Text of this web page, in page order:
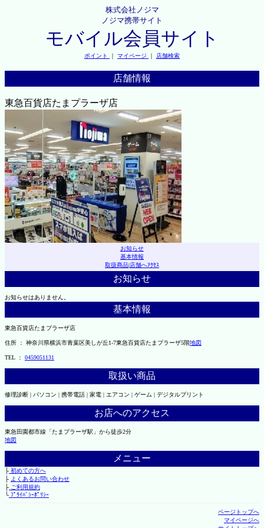
株式会社ノジマ
ノジマ携帯サイト
モバイル会員サイト
ポイント ｜ マイページ ｜ 店舗検索
店舗情報
東急百貨店たまプラーザ店
お知らせ
基本情報
取扱商品|店舗へｱｸｾｽ
お知らせ
お知らせはありません。
基本情報
東急百貨店たまプラーザ店
住所 ： 神奈川県横浜市青葉区美しが丘1-7東急百貨店たまプラーザ5階地図
TEL ： 0459051131
取扱い商品
修理診断 | パソコン | 携帯電話 | 家電 | エアコン | ゲーム | デジタルプリント
お店へのアクセス
東急田園都市線「たまプラーザ駅」から徒歩2分
地図
メニュー
├初めての方へ
├ よくあるお問い合わせ
├ご利用規約
└ﾌﾟﾗｲﾊﾞｼｰﾎﾟﾘｼｰ
ページトップへ
マイページへ